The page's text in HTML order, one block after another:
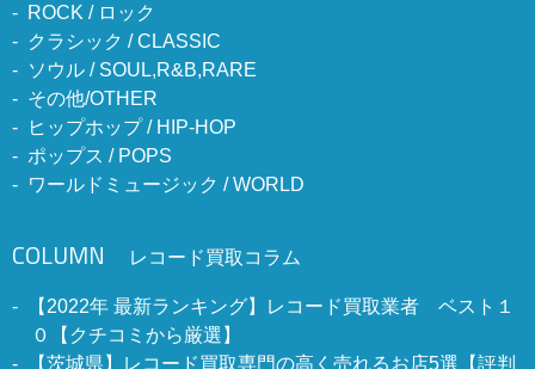
ROCK / ロック
クラシック / CLASSIC
ソウル / SOUL,R&B,RARE
その他/OTHER
ヒップホップ / HIP-HOP
ポップス / POPS
ワールドミュージック / WORLD
COLUMN レコード買取コラム
【2022年 最新ランキング】レコード買取業者 ベスト１
０【クチコミから厳選】
【茨城県】レコード買取専門の高く売れるお店5選【評判